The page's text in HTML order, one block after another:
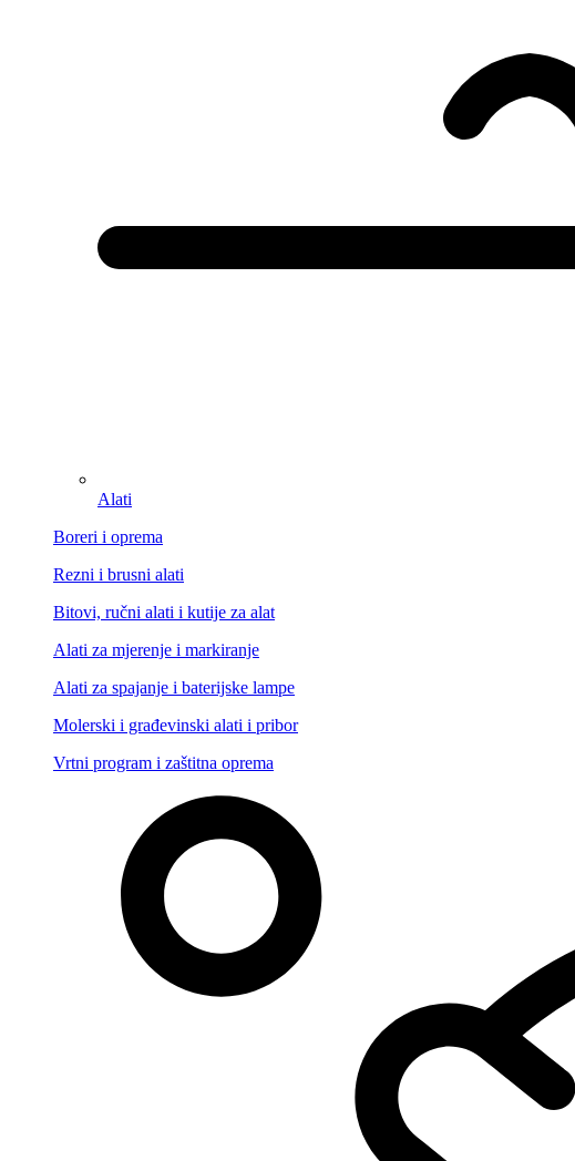
Alati
Boreri i oprema
Rezni i brusni alati
Bitovi, ručni alati i kutije za alat
Alati za mjerenje i markiranje
Alati za spajanje i baterijske lampe
Molerski i građevinski alati i pribor
Vrtni program i zaštitna oprema